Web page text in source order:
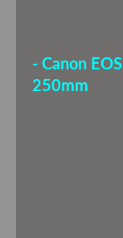
- Canon
250mm